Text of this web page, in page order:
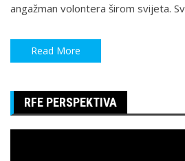
angažman volontera širom svijeta.
Read More
RFE PERSPEKTIVA